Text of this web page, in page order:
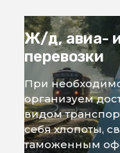
Ж/д, авиа-
перевозки
При
организуем
видом
себя хлопоты,
таможенным